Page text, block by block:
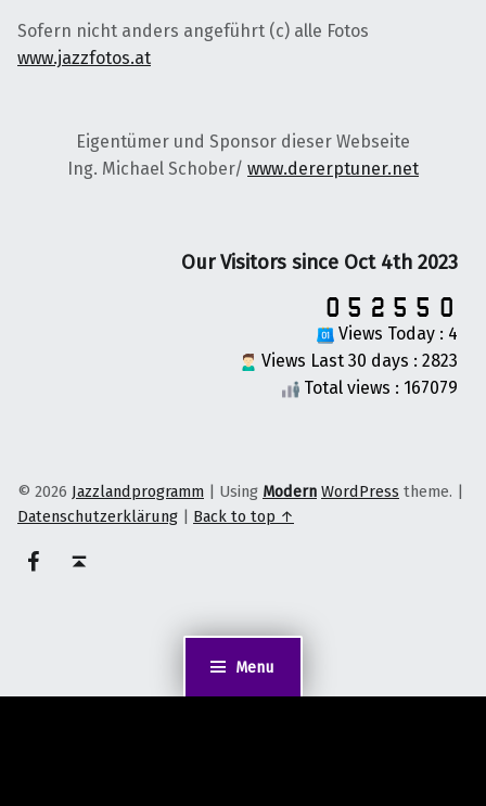
Menu
Sofern nicht anders angeführt (c) alle Fotos
www.jazzfotos.at
Eigentümer und Sponsor dieser Webseite
Ing. Michael Schober/ www.dererptuner.net
Our Visitors since Oct 4th 2023
Views Today : 4
Views Last 30 days : 2823
Total views : 167079
© 2026 Jazzlandprogramm Using Modern WordPress theme.
Datenschutzerklärung
Back to top ↑